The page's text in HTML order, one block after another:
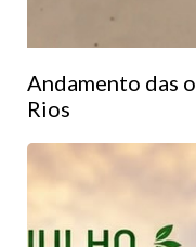
Andamento das
Rios